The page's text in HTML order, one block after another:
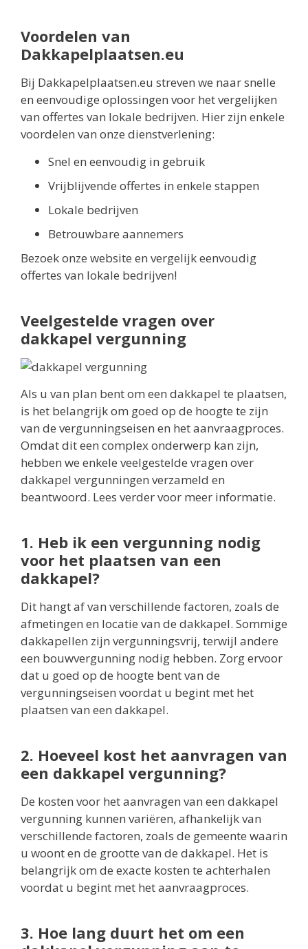
Voordelen van
Dakkapelplaatsen.eu
Bij Dakkapelplaatsen.eu streven we naar snelle
en eenvoudige oplossingen voor het vergelijken
van offertes van lokale bedrijven. Hier zijn enkele
voordelen van onze dienstverlening:
Snel en eenvoudig in gebruik
Vrijblijvende offertes in enkele stappen
Lokale bedrijven
Betrouwbare aannemers
Bezoek onze website en vergelijk eenvoudig
offertes van lokale bedrijven!
Veelgestelde vragen over
dakkapel vergunning
Als u van plan bent om een dakkapel te plaatsen,
is het belangrijk om goed op de hoogte te zijn
van de vergunningseisen en het aanvraagproces.
Omdat dit een complex onderwerp kan zijn,
hebben we enkele veelgestelde vragen over
dakkapel vergunningen verzameld en
beantwoord. Lees verder voor meer informatie.
1. Heb ik een vergunning nodig
voor het plaatsen van een
dakkapel?
Dit hangt af van verschillende factoren, zoals de
afmetingen en locatie van de dakkapel. Sommige
dakkapellen zijn vergunningsvrij, terwijl andere
een bouwvergunning nodig hebben. Zorg ervoor
dat u goed op de hoogte bent van de
vergunningseisen voordat u begint met het
plaatsen van een dakkapel.
2. Hoeveel kost het aanvragen van
een dakkapel vergunning?
De kosten voor het aanvragen van een dakkapel
vergunning kunnen variëren, afhankelijk van
verschillende factoren, zoals de gemeente waarin
u woont en de grootte van de dakkapel. Het is
belangrijk om de exacte kosten te achterhalen
voordat u begint met het aanvraagproces.
3. Hoe lang duurt het om een